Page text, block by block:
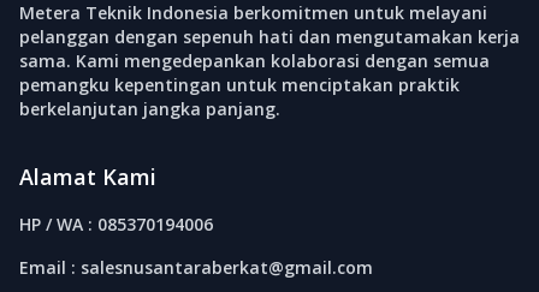
Metera Teknik Indonesia berkomitmen untuk melayani
pelanggan dengan sepenuh hati dan mengutamakan kerja
sama. Kami mengedepankan kolaborasi dengan semua
pemangku kepentingan untuk menciptakan praktik
berkelanjutan jangka panjang.
Alamat Kami
HP / WA : 085370194006
Email : salesnusantaraberkat@gmail.com